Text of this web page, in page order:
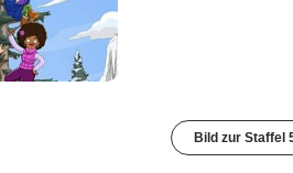
Bild zur Staffel